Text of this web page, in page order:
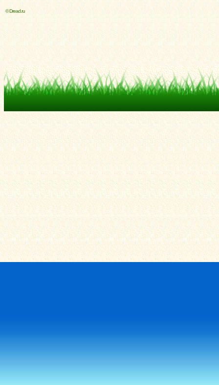
© Dread.ru